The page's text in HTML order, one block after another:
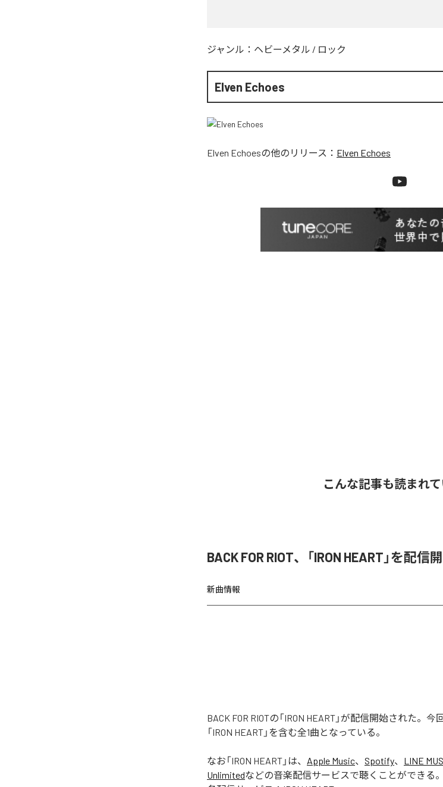
ジャンル： ヘビーメタル / ロック
Elven Echoes
Elven Echoesの他のリリース： Elven Echoes
こんな記事も読まれ
BACK FOR RIOT、「IRON HEART」を配信
新曲情報
BACK FOR RIOTの「IRON HEART」が配信開始された。
「IRON HEART」を含む全1曲となっている。
なお「IRON HEART 」は、 Apple Music、 Spotify、 LINE
Unlimitedなどの音楽配信サービスで聴くことができる。